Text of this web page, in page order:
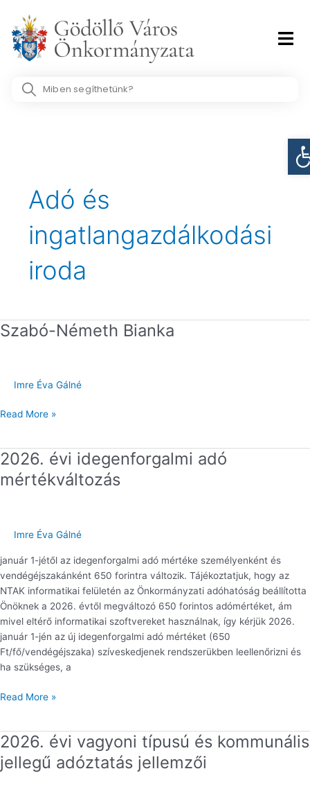
content
Search
Adó és
ingatlangazdálkodási
iroda
Szabó-Németh Bianka
Imre Éva Gálné
Szabó-
Read More »
2026. évi idegenforgalmi adó
mértékváltozás
Imre Éva Gálné
január 1-jétől az idegenforgalmi adó mértéke személyenként és
vendégéjszakánként 650 forintra változik. Tájékoztatjuk, hogy az
NTAK informatikai felületén az Önkormányzati adóhatóság beállította
Önöknek a 2026. évtől megváltozó 650 forintos adómértéket, ám
mivel eltérő informatikai szoftvereket használnak, így kérjük 2026.
január 1-jén az új idegenforgalmi adó mértéket (650
Ft/fő/vendégéjszaka) szíveskedjenek rendszerükben leellenőrizni és
ha szükséges, a
2026.
idegenforgalmi
Read More »
2026. évi vagyoni típusú és kommunális
jellegű adóztatás jellemzői
2026.
évi
vagyoni